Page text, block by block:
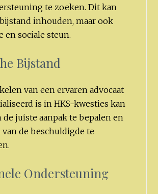
te zoeken. Dit kan
inhouden, maar ook
en sociale steun.
Bijstand
van een ervaren advocaat
is in HKS-kwesties kan
juiste aanpak te bepalen en
de beschuldigde te
Ondersteuning